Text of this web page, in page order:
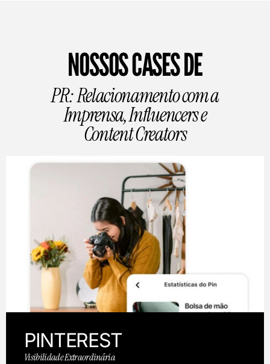
NOSSOS CASES DE
PR: Relacionamento com a
Imprensa, Influencers e
Content Creators
PINTEREST
Visibilidade Extraordinária